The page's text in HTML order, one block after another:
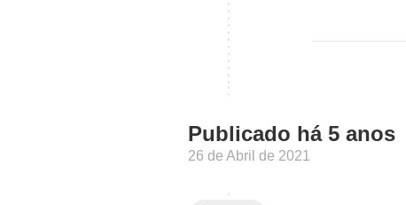
Publicado há 5 anos
26 de Abril de 2021